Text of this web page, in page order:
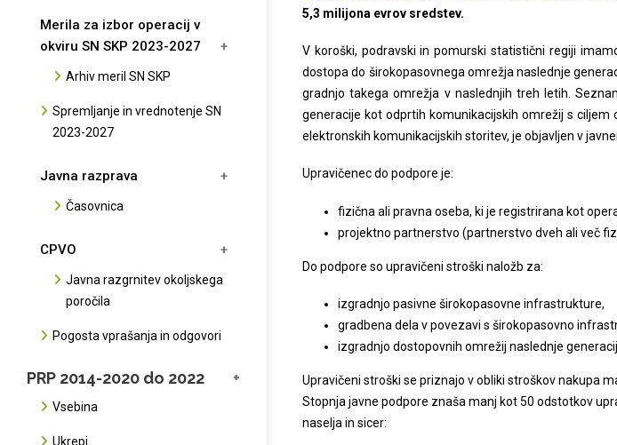
Merila za izbor operacij v
okviru SN SKP 2023-2027
Arhiv meril SN SKP
Spremljanje in vrednotenje SN
2023-2027
Javna razprava
Časovnica
CPVO
Javna razgrnitev okoljskega
poročila
Pogosta vprašanja in odgovori
PRP 2014-2020 do 2022
Vsebina
Ukrepi
5,3 milijona evrov sredstev.
V koroški, podravski in pomurski statistični regiji
dostopa do širokopasovnega omrežja naslednje
gradnjo takega omrežja v naslednjih treh letih.
generacije kot odprtih komunikacijskih omrežij s
elektronskih komunikacijskih storitev, je objavljen v
Upravičenec do podpore je:
fizična ali pravna oseba, ki je registrirana kot
projektno partnerstvo (partnerstvo dveh ali več
Do podpore so upravičeni stroški naložb za:
izgradnjo pasivne širokopasovne infrastrukture,
gradbena dela v povezavi s širokopasovno
izgradnjo dostopovnih omrežij naslednje
Upravičeni stroški se priznajo v obliki stroškov nakupa
Stopnja javne podpore znaša manj kot 50 odstotkov
naselja in sicer: